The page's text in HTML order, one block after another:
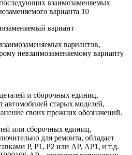
взаимозаменяемых
варианта 10
вариант
вариантов,
невзаимозаменяемому варианту
и сборочных единиц,
автомобилей старых моделей,
своих прежних обозначений.
или сборочных единиц,
для ремонта, обладает
Р, Р1, Р2 или АР, АР1, и т.д.